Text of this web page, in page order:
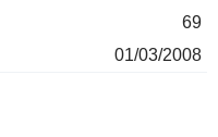
69
01/03/2008